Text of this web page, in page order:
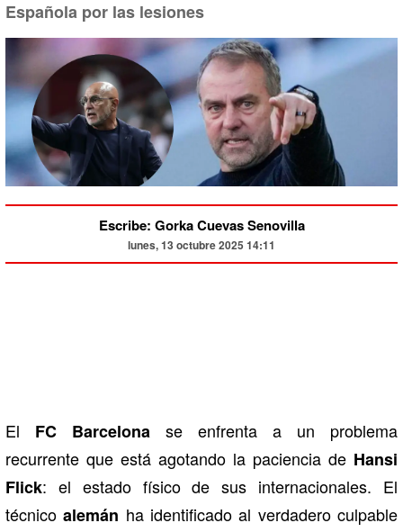
Española por las lesiones
Escribe: Gorka Cuevas Senovilla
lunes, 13 octubre 2025 14:11
El FC Barcelona se enfrenta a un problema
recurrente que está agotando la paciencia de Hansi
Flick: el estado físico de sus internacionales. El
técnicoalemán ha identificado al verdadero culpable